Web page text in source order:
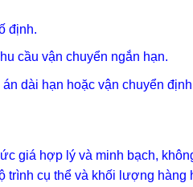
định.
cầu vận chuyển ngắn hạn.
dài hạn hoặc vận chuyển
giá hợp lý và minh bạch,
trình cụ thể và khối lượng hàng